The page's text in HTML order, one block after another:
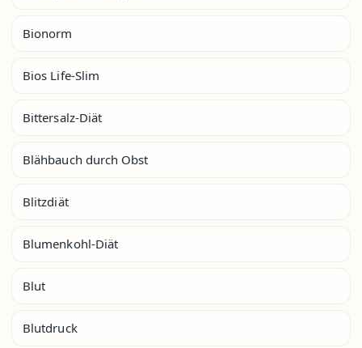
Bionorm
Bios Life-Slim
Bittersalz-Diät
Blähbauch durch Obst
Blitzdiät
Blumenkohl-Diät
Blut
Blutdruck